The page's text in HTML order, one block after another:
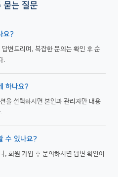
묻는 질문
요?
답변드리며, 복잡한 문의는 확인 후 순
.
하나요?
을 선택하시면 본인과 관리자만 내용
수 있나요?
, 회원 가입 후 문의하시면 답변 확인이